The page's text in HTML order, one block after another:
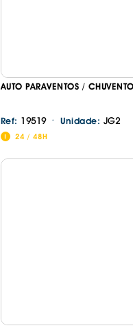
AUTO PARAVENTOS /
Ref: 19519 · Unidade: JG2
24 / 48H